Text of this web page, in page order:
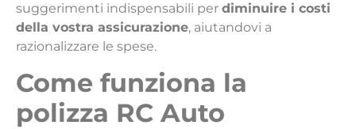
suggerimenti indispensabili per diminuire i costi
della vostra assicurazione, aiutandovi a
razionalizzare le spese.
Come funziona la
polizza RC Auto